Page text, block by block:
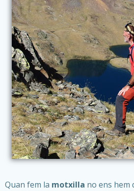
Quan fem la motxilla no ens hem